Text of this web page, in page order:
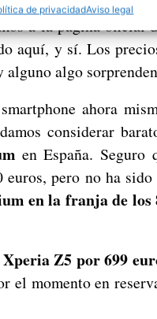
de privacidadAviso legal
a la página oficial
aquí, y sí. Los
alguno algo
ahora
considerar
en España. Seguro
pero no ha
en la franja de los
Xperia Z5 por 699
el momento en